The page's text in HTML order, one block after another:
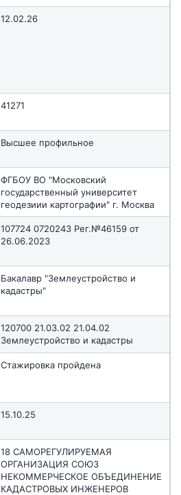
12.02.26
41271
Высшее профильное
ФГБОУ ВО "Московский
государственный университет
геодезиии картографии" г. Москва
107724 0720243 Рег.№46159 от
26.06.2023
Бакалавр "Землеустройство и
кадастры"
120700 21.03.02 21.04.02
Землеустройство и кадастры
Стажировка пройдена
15.10.25
18 САМОРЕГУЛИРУЕМАЯ
ОРГАНИЗАЦИЯ СОЮЗ
НЕКОММЕРЧЕСКОЕ ОБЪЕДИНЕНИЕ
КАДАСТРОВЫХ ИНЖЕНЕРОВ